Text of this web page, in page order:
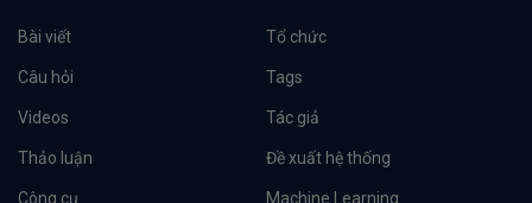
Bài viết Tổ chức
Câu hỏi Tags
Videos Tác giả
Thảo luận Đề xuất hệ thống
Công cụ Machine Learning